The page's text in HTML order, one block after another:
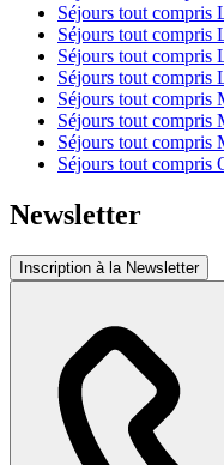
Séjours tout compris
Séjours tout compris
Séjours tout compris
Séjours tout compris
Séjours tout compris
Séjours tout compris
Séjours tout compris
Séjours tout compris
Newsletter
Inscription à la Newsletter